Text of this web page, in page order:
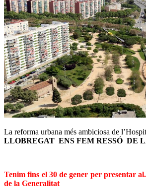
La reforma urbana més ambiciosa de
LLOBREGAT ENS FEM RESSÓ DE
Tenim fins el 30 de gener per presentar
de la Generalitat